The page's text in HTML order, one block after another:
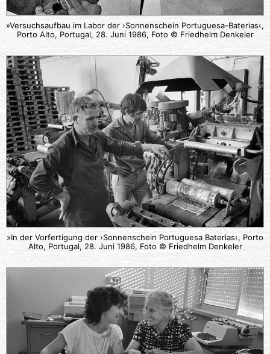
»Versuchsaufbau im Labor der ›Sonnenschein Portuguesa-Baterias‹,
Porto Alto, Portugal, 28. Juni 1986, Foto © Friedhelm Denkeler
»In der Vorfertigung der ›Sonnenschein Portuguesa Baterias‹, Porto
Alto, Portugal, 28. Juni 1986, Foto © Friedhelm Denkeler